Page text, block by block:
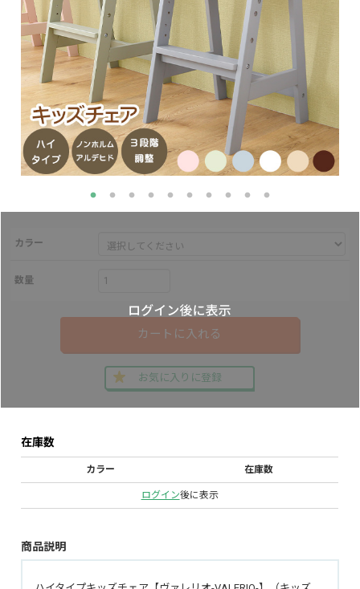
カラー
数量
カートに入れる
お気に入りに登録
在庫数
カラー 在庫数
ログイン後に表示
商品説明